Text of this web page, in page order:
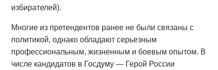
избирателей).
Многие из претендентов ранее не были связаны с
политикой, однако обладают серьезным
профессиональным, жизненным и боевым опытом. В
числе кандидатов в Госдуму — Герой России